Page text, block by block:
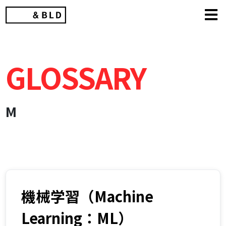
Skip
content
GLOSSARY
M
機械学習（Machine
Learning：ML）